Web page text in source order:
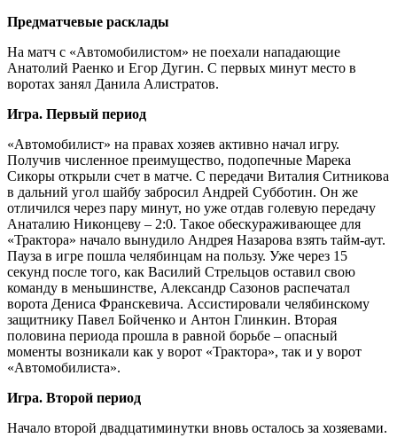
Предматчевые расклады
На матч с «Автомобилистом» не поехали нападающие
Анатолий Раенко и Егор Дугин. С первых минут место в
воротах занял Данила Алистратов.
Игра. Первый период
«Автомобилист» на правах хозяев активно начал игру.
Получив численное преимущество, подопечные Марека
Сикоры открыли счет в матче. С передачи Виталия Ситникова
в дальний угол шайбу забросил Андрей Субботин. Он же
отличился через пару минут, но уже отдав голевую передачу
Анаталию Никонцеву – 2:0. Такое обескураживающее для
«Трактора» начало вынудило Андрея Назарова взять тайм-аут.
Пауза в игре пошла челябинцам на пользу. Уже через 15
секунд после того, как Василий Стрельцов оставил свою
команду в меньшинстве, Александр Сазонов распечатал
ворота Дениса Франскевича. Ассистировали челябинскому
защитнику Павел Бойченко и Антон Глинкин. Вторая
половина периода прошла в равной борьбе – опасный
моменты возникали как у ворот «Трактора», так и у ворот
«Автомобилиста».
Игра. Второй период
Начало второй двадцатиминутки вновь осталось за хозяевами.